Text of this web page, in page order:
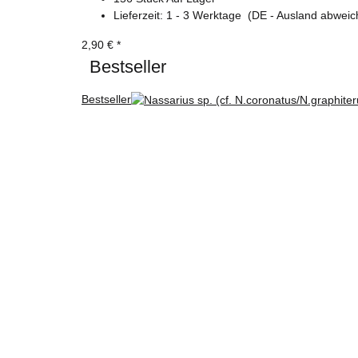
Lieferzeit: 1 - 3 Werktage (DE - Ausland
2,90 € *
Bestseller
Bestseller